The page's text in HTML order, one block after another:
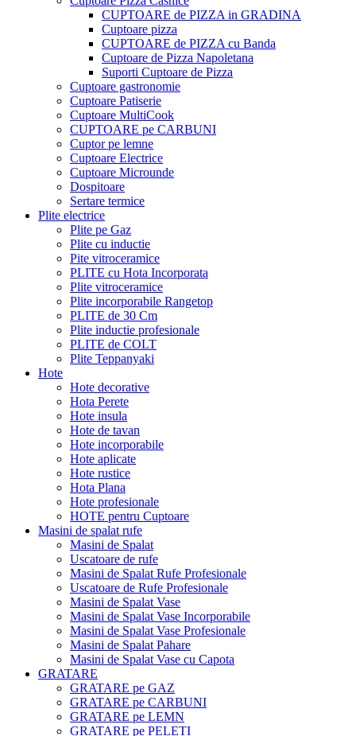
CUPTOARE de PIZZA in GRADINA
Cuptoare pizza
CUPTOARE de PIZZA cu Banda
Cuptoare de Pizza Napoletana
Suporti Cuptoare de Pizza
Cuptoare gastronomie
Cuptoare Patiserie
Cuptoare MultiCook
CUPTOARE pe CARBUNI
Cuptor pe lemne
Cuptoare Electrice
Cuptoare Microunde
Dospitoare
Sertare termice
Plite electrice
Plite pe Gaz
Plite cu inductie
Pite vitroceramice
PLITE cu Hota Incorporata
Plite vitroceramice
Plite incorporabile Rangetop
PLITE de 30 Cm
Plite inductie profesionale
PLITE de COLT
Plite Teppanyaki
Hote
Hote decorative
Hota Perete
Hote insula
Hote de tavan
Hote incorporabile
Hote aplicate
Hote rustice
Hota Plana
Hote profesionale
HOTE pentru Cuptoare
Masini de spalat rufe
Masini de Spalat
Uscatoare de rufe
Masini de Spalat Rufe Profesionale
Uscatoare de Rufe Profesionale
Masini de Spalat Vase
Masini de Spalat Vase Incorporabile
Masini de Spalat Vase Profesionale
Masini de Spalat Pahare
Masini de Spalat Vase cu Capota
GRATARE
GRATARE pe GAZ
GRATARE pe CARBUNI
GRATARE pe LEMN
GRATARE pe PELETI